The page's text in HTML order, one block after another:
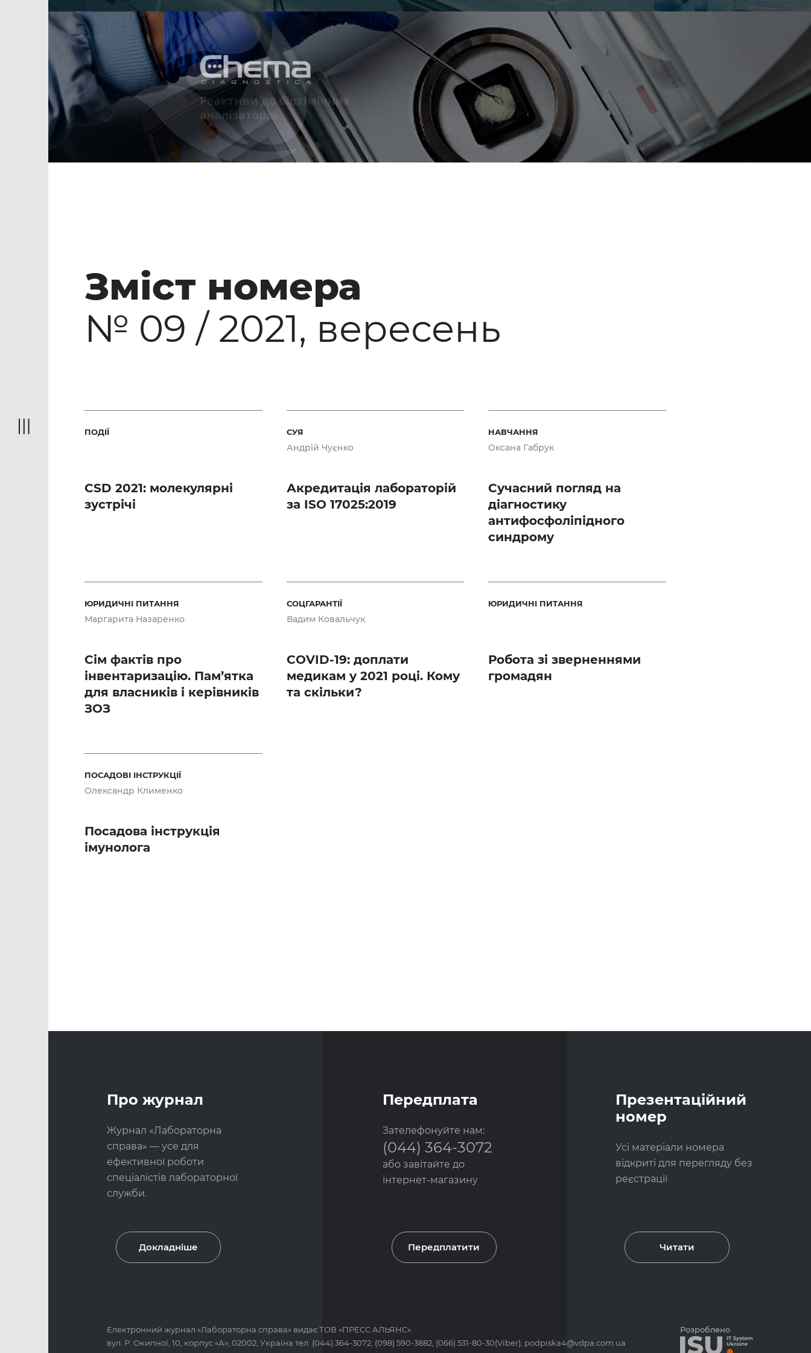
Зміст номера
№ 09 / 2021, вересень
ПОДІЇ
CSD 2021: молекулярні
зустрічі
СУЯ
Андрій Чуєнко
Акредитація лабораторій
за ISO 17025:2019
НАВЧАННЯ
Оксана Габрук
Сучасний погляд на
діагностику
антифосфоліпідного
синдрому
ЮРИДИЧНІ ПИТАННЯ
Маргарита Назаренко
Сім фактів про
інвентаризацію. Пам’ятка
для власників і керівників
ЗОЗ
СОЦГАРАНТІЇ
Вадим Ковальчук
COVID-19: доплати
медикам у 2021 році. Кому
та скільки?
ЮРИДИЧНІ ПИТАННЯ
Робота зі зверненнями
громадян
ПОСАДОВІ ІНСТРУКЦІЇ
Олександр Клименко
Посадова інструкція
імунолога
Про журнал
Журнал «Лабораторна
справа» — усе для
ефективної роботи
спеціалістів лабораторної
служби.
Докладніше
Передплата
Зателефонуйте нам:
(044) 364-3072
або завітайте до
інтернет-магазину
Передплатити
Презентаційний
номер
Усі матеріали номера
відкриті для перегляду без
реєстрації
Читати
Електронний журнал «Лабораторна справа» видає ТОВ «ПРЕСС АЛЬЯНС».
вул. Р. Окипної, 10, корпус «А», 02002, Україна тел. (044) 364-3072 (098) 590-3882 (066) 531-80-30(Viber) podpiska4@vdpa.com.ua
Розроблено